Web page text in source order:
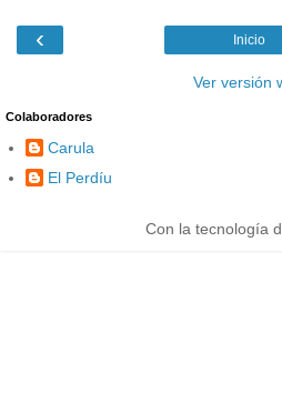
‹ Inicio
Ver versión
Colaboradores
Carula
El Perdíu
Con la tecnología